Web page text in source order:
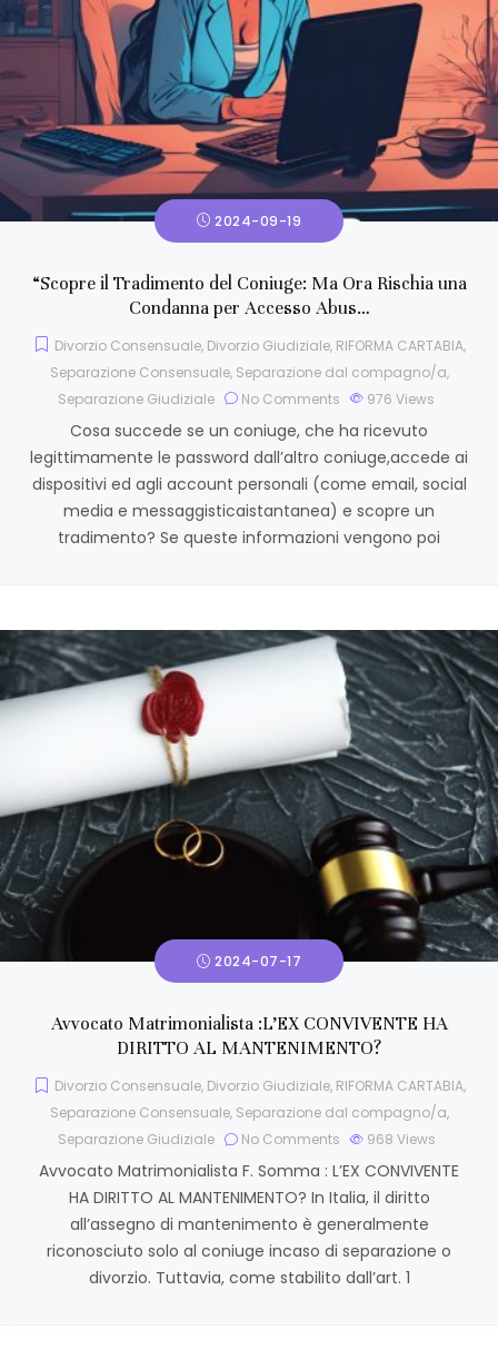
2024-09-19
“Scopre il Tradimento del Coniuge: Ma Ora Rischia una
Condanna per Accesso Abus…
Divorzio Consensuale, Divorzio Giudiziale, RIFORMA CARTABIA,
Separazione Consensuale, Separazione dal compagno/a,
Separazione Giudiziale
No Comments 976 Views
Cosa succede se un coniuge, che ha ricevuto
legittimamente le password dall’altro coniuge,accede ai
dispositivi ed agli account personali (come email, social
media e messaggisticaistantanea) e scopre un
tradimento? Se queste informazioni vengono poi
2024-07-17
Avvocato Matrimonialista :L’EX CONVIVENTE HA
DIRITTO AL MANTENIMENTO?
Divorzio Consensuale, Divorzio Giudiziale, RIFORMA CARTABIA,
Separazione Consensuale, Separazione dal compagno/a,
Separazione Giudiziale
No Comments 968 Views
Avvocato Matrimonialista F. Somma : L’EX CONVIVENTE
HA DIRITTO AL MANTENIMENTO? In Italia, il diritto
all’assegno di mantenimento è generalmente
riconosciuto solo al coniuge incaso di separazione o
divorzio. Tuttavia, come stabilito dall’art. 1